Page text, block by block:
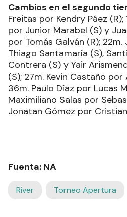
Cambios en el segundo
Freitas por Kendry Páez (R);
por Junior Marabel (S) y
por Tomás Galván (R);
Thiago Santamaría (S),
Contrera (S) y Yair
(S); 27m. Kevin Castaño
36m. Paulo Díaz por Lucas
Maximiliano Salas por
Jonatan Gómez por
Fuenta: NA
River Torneo Apertura